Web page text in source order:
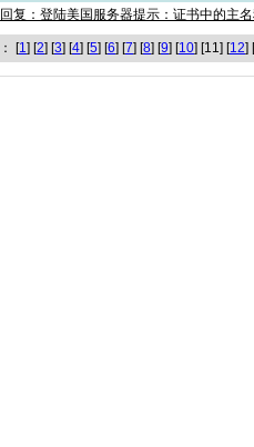
回复：登陆美国服务器提示：证书中的主
[1] [2] [3] [4] [5] [6] [7] [8] [9] [10] [11] [12] [